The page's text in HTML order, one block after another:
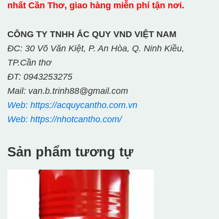
nhất Cần Thơ, giao hàng miễn phí tận nơi.
CÔNG TY TNHH ẮC QUY VND VIỆT NAM
ĐC: 30 Võ Văn Kiệt, P. An Hòa, Q. Ninh Kiều,
TP.Cần thơ
ĐT: 0943253275
Mail: van.b.trinh88@gmail.com
Web: https://acquycantho.com.vn
Web: https://nhotcantho.com/
Sản phẩm tương tự